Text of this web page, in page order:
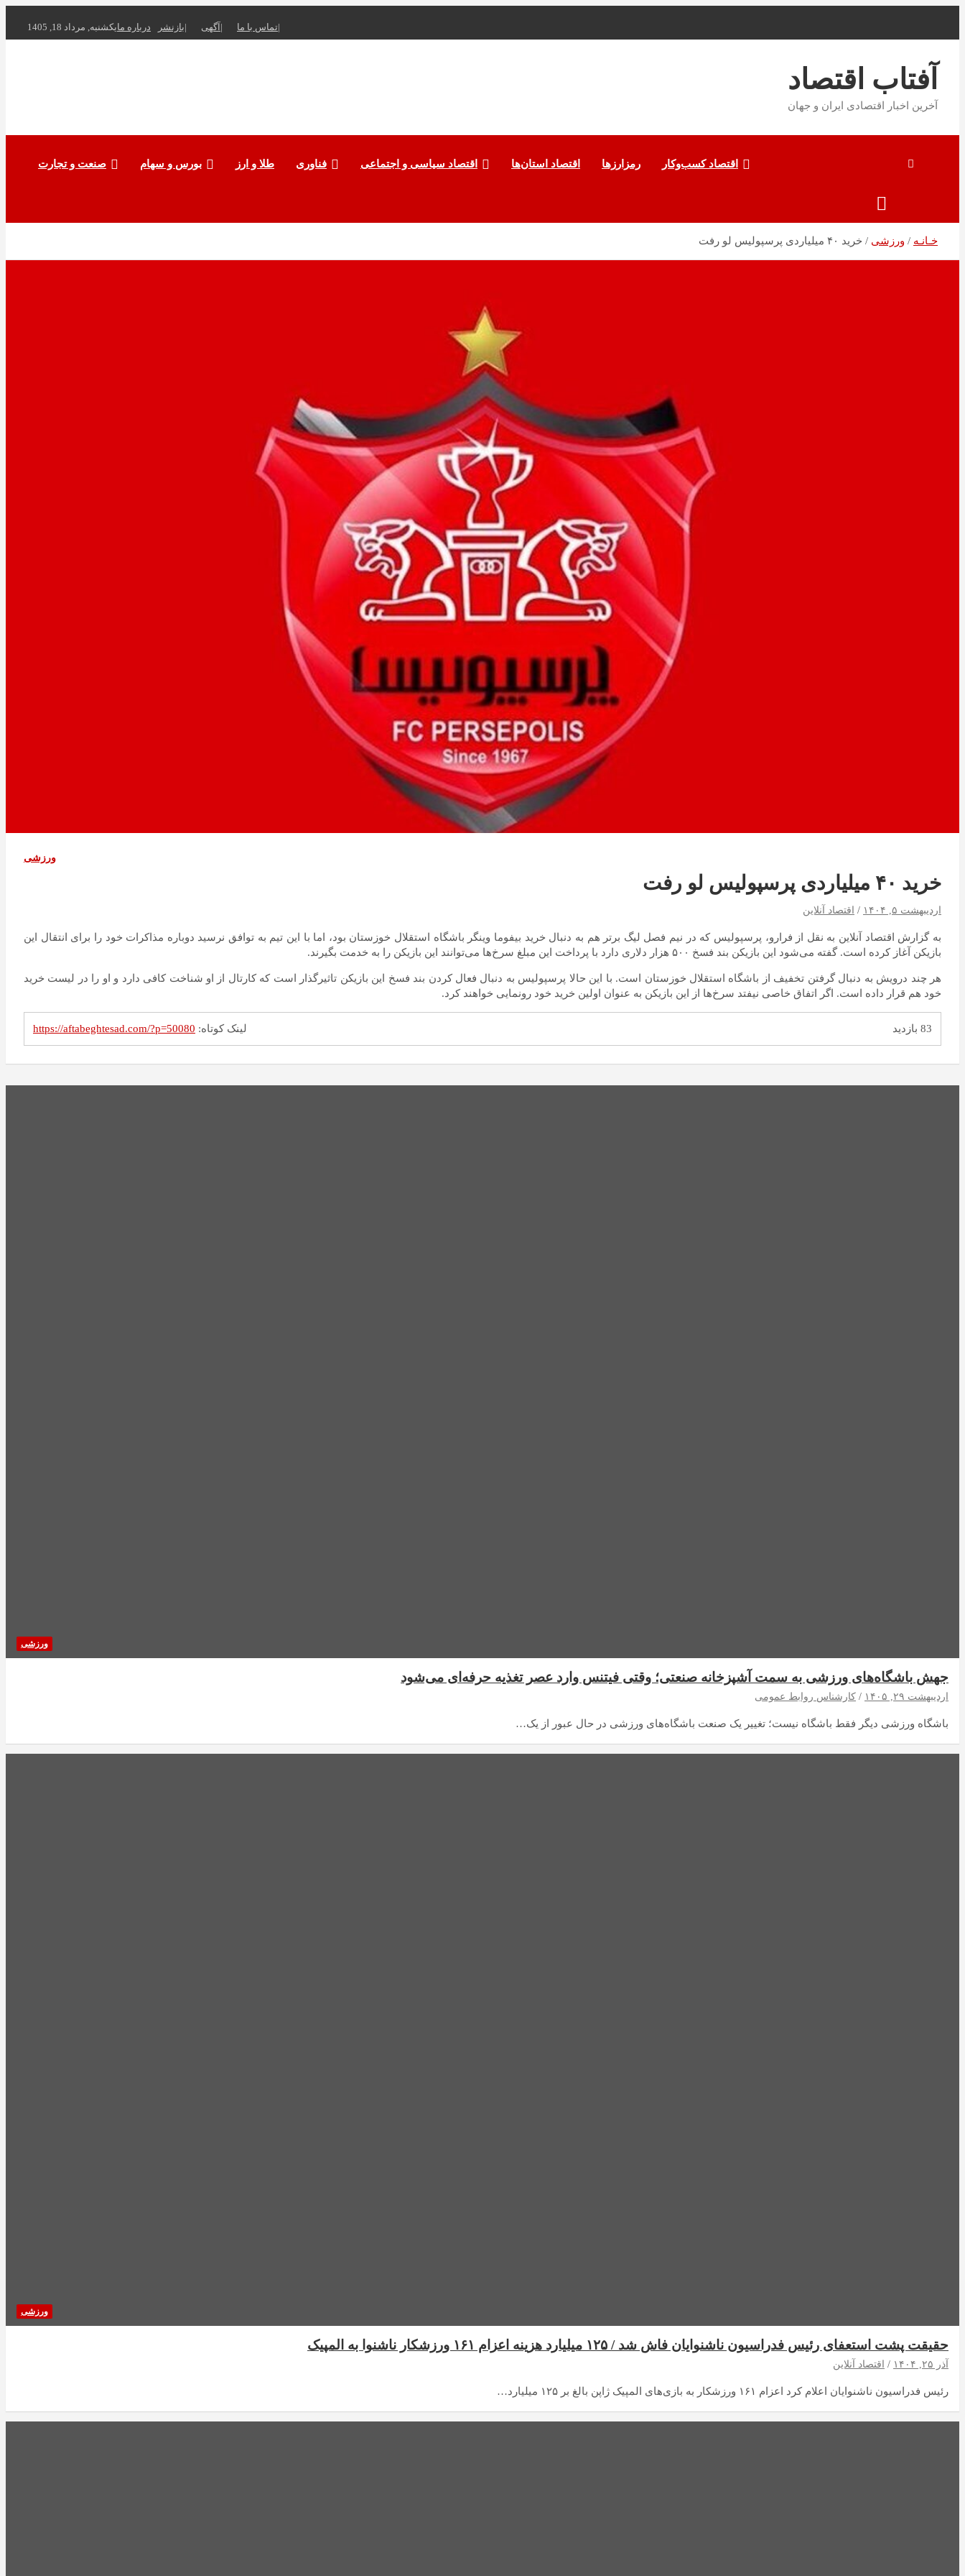
بروید
یکشنبه, مرداد 18, 1405درباره ما بازنشر آگهی تماس با ما
آفتاب اقتصاد
آخرین اخبار اقتصادی ایران و جهان
صنعت و تجارت بورس و سهام طلا و ارز فناوری اقتصاد سیاسی و اجتماعی اقتصاد استان‌ها رمزارزها اقتصاد کسب‌و‌کار
خـانـه ورزشی خرید ۴۰ میلیاردی پرسپولیس لو رفت
ورزشی
خرید ۴۰ میلیاردی پرسپولیس لو رفت
اردیبهشت ۵, ۱۴۰۴ اقتصاد آنلاین
به گزارش اقتصاد آنلاین به نقل از فرارو، پرسپولیس که در نیم فصل لیگ برتر هم به دنبال خرید بیفوما وینگر باشگاه استقلال خوزستان بود، اما با این تیم به توافق نرسید دوباره مذاکرات خود را برای انتقال این
بازیکن آغاز کرده است. گفته می‌شود این بازیکن بند فسخ ۵۰۰ هزار دلاری دارد با پرداخت این مبلغ سرخ‌ها می‌توانند این بازیکن را به خدمت بگیرند.
هر چند درویش به دنبال گرفتن تخفیف از باشگاه استقلال خوزستان است. با این حالا پرسپولیس به دنبال فعال کردن بند فسخ این بازیکن تاثیرگذار است که کارتال از او شناخت کافی دارد و او را در لیست خرید
خود هم قرار داده است. اگر اتفاق خاصی نیفتد سرخ‌ها از این بازیکن به عنوان اولین خرید خود رونمایی خواهند کرد.
83 بازدید لینک کوتاه: https://aftabeghtesad.com/?p=50080
ورزشی
جهش باشگاه‌های ورزشی به سمت آشپزخانه صنعتی؛ وقتی فیتنس وارد عصر تغذیه حرفه‌ای می‌شود
اردیبهشت ۲۹, ۱۴۰۵ کارشناس روابط عمومی
باشگاه ورزشی دیگر فقط باشگاه نیست؛ تغییر یک صنعت باشگاه‌های ورزشی در حال عبور از یک…
ورزشی
حقیقت پشت استعفای رئیس فدراسیون ناشنوایان فاش شد / ۱۲۵ میلیارد هزینه اعزام ۱۶۱ ورزشکار ناشنوا به المپیک
آذر ۲۵, ۱۴۰۴ اقتصاد آنلاین
رئیس فدراسیون ناشنوایان اعلام کرد اعزام ۱۶۱ ورزشکار به بازی‌های المپیک ژاپن بالغ بر ۱۲۵ میلیارد…